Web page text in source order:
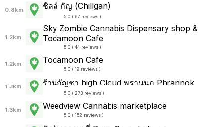
0.8km ชิลล์ กัญ (Chillgan)
5.0 ( 67 reviews )
1.2km
Sky Zombie Cannabis Dispensary shop &
Todamoon Cafe
5.0 ( 44 reviews )
1.2km Todamoon Cafe
5.0 ( 19 reviews )
1.3km ร้านกัญชา high Cloud พรานนก Phrannok
5.0 ( 273 reviews )
1.3km Weedview Cannabis marketplace
5.0 ( 152 reviews )